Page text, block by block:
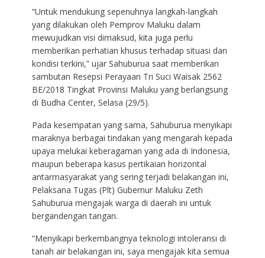
“Untuk mendukung sepenuhnya langkah-langkah
yang dilakukan oleh Pemprov Maluku dalam
mewujudkan visi dimaksud, kita juga perlu
memberikan perhatian khusus terhadap situasi dan
kondisi terkini,” ujar Sahuburua saat memberikan
sambutan Resepsi Perayaan Tri Suci Waisak 2562
BE/2018 Tingkat Provinsi Maluku yang berlangsung
di Budha Center, Selasa (29/5).
Pada kesempatan yang sama, Sahuburua menyikapi
maraknya berbagai tindakan yang mengarah kepada
upaya melukai keberagaman yang ada di Indonesia,
maupun beberapa kasus pertikaian horizontal
antarmasyarakat yang sering terjadi belakangan ini,
Pelaksana Tugas (Plt) Gubernur Maluku Zeth
Sahuburua mengajak warga di daerah ini untuk
bergandengan tangan.
“Menyikapi berkembangnya teknologi intoleransi di
tanah air belakangan ini, saya mengajak kita semua